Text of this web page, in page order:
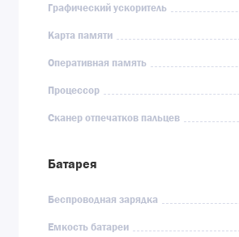
Графический ускоритель
Карта памяти
Оперативная память
Процессор
Сканер отпечатков пальцев
Батарея
Беспроводная зарядка
Емкость батареи